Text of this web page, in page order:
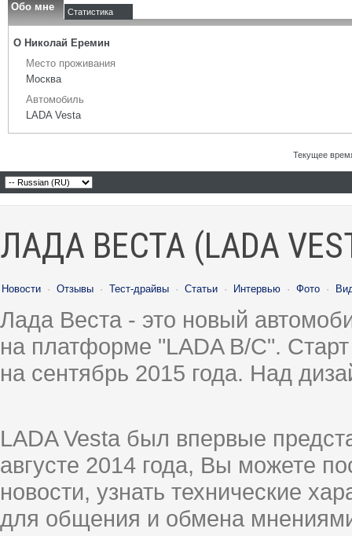
Обо мне Статистика
О Николай Еремин
Место проживания
Москва
Автомобиль
LADA Vesta
Текущее
ЛАДА ВЕСТА (LADA
Новости · Отзывы · Тест-драйвы · Статьи · Интервью · Фото ·
Лада Веста - это новый
на платформе "LADA B/C".
на сентябрь 2015 года. Над
LADA Vesta был впервые
августе 2014 года, Вы можете
новости, узнать технические
для общения и обмена